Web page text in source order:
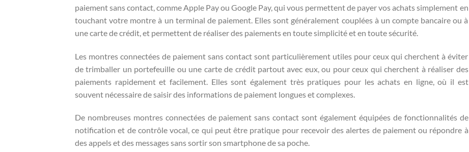
paiement sans contact, comme Apple Pay ou Google Pay, qui vous permettent de payer vos achats simplement en
touchant votre montre à un terminal de paiement. Elles sont généralement couplées à un compte bancaire ou à
une carte de crédit, et permettent de réaliser des paiements en toute simplicité et en toute sécurité.
Les montres connectées de paiement sans contact sont particulièrement utiles pour ceux qui cherchent à éviter
de trimballer un portefeuille ou une carte de crédit partout avec eux, ou pour ceux qui cherchent à réaliser des
paiements rapidement et facilement. Elles sont également très pratiques pour les achats en ligne, où il est
souvent nécessaire de saisir des informations de paiement longues et complexes.
De nombreuses montres connectées de paiement sans contact sont également équipées de fonctionnalités de
notification et de contrôle vocal, ce qui peut être pratique pour recevoir des alertes de paiement ou répondre à
des appels et des messages sans sortir son smartphone de sa poche.